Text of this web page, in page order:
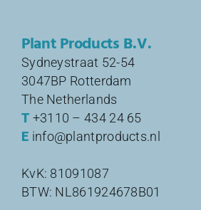
Plant Products B.V.
Sydneystraat 52-54
3047BP Rotterdam
The Netherlands
T +3110 – 434 24 65
E info@plantproducts.nl
KvK: 81091087
BTW: NL861924678B01